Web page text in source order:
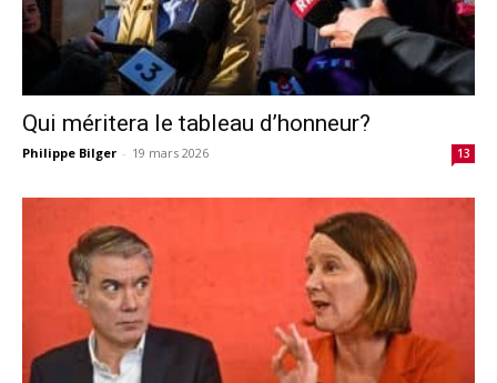
Qui méritera le tableau d’honneur?
Philippe Bilger - 19 mars 2026 13